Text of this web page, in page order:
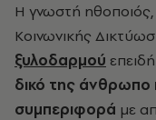
Η γνωστή
Κοινωνικής
ξυλοδαρμού
δικό της άνθρωπο
συμπεριφορά με